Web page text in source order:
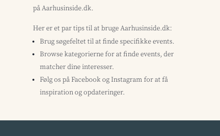
på Aarhusinside.dk.
Her er et par tips til at bruge Aarhusinside.dk:
Brug søgefeltet til at finde specifikke events.
Browse kategorierne for at finde events, der
matcher dine interesser.
Følg os på Facebook og Instagram for at få
inspiration og opdateringer.